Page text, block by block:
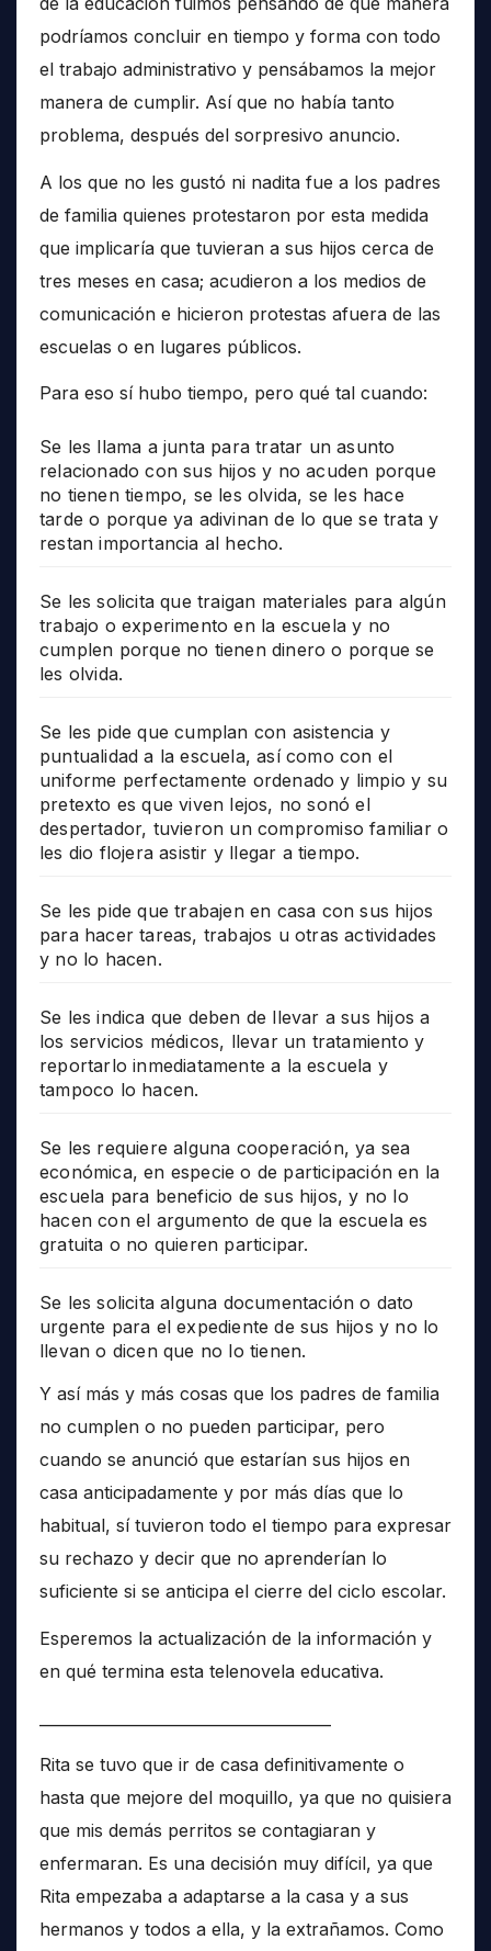
podríamos concluir en tiempo y forma con todo
el trabajo administrativo y pensábamos la mejor
manera de cumplir. Así que no había tanto
problema, después del sorpresivo anuncio.
A los que no les gustó ni nadita fue a los padres
de familia quienes protestaron por esta medida
que implicaría que tuvieran a sus hijos cerca de
tres meses en casa; acudieron a los medios de
comunicación e hicieron protestas afuera de las
escuelas o en lugares públicos.
Para eso sí hubo tiempo, pero qué tal cuando:
Se les llama a junta para tratar un asunto
relacionado con sus hijos y no acuden porque
no tienen tiempo, se les olvida, se les hace
tarde o porque ya adivinan de lo que se trata y
restan importancia al hecho.
Se les solicita que traigan materiales para algún
trabajo o experimento en la escuela y no
cumplen porque no tienen dinero o porque se
les olvida.
Se les pide que cumplan con asistencia y
puntualidad a la escuela, así como con el
uniforme perfectamente ordenado y limpio y su
pretexto es que viven lejos, no sonó el
despertador, tuvieron un compromiso familiar o
les dio flojera asistir y llegar a tiempo.
Se les pide que trabajen en casa con sus hijos
para hacer tareas, trabajos u otras actividades
y no lo hacen.
Se les indica que deben de llevar a sus hijos a
los servicios médicos, llevar un tratamiento y
reportarlo inmediatamente a la escuela y
tampoco lo hacen.
Se les requiere alguna cooperación, ya sea
económica, en especie o de participación en la
escuela para beneficio de sus hijos, y no lo
hacen con el argumento de que la escuela es
gratuita o no quieren participar.
Se les solicita alguna documentación o dato
urgente para el expediente de sus hijos y no lo
llevan o dicen que no lo tienen.
Y así más y más cosas que los padres de familia
no cumplen o no pueden participar, pero
cuando se anunció que estarían sus hijos en
casa anticipadamente y por más días que lo
habitual, sí tuvieron todo el tiempo para expresar
su rechazo y decir que no aprenderían lo
suficiente si se anticipa el cierre del ciclo escolar.
Esperemos la actualización de la información y
en qué termina esta telenovela educativa.
Rita se tuvo que ir de casa definitivamente o
hasta que mejore del moquillo, ya que no quisiera
que mis demás perritos se contagiaran y
enfermaran. Es una decisión muy difícil, ya que
Rita empezaba a adaptarse a la casa y a sus
hermanos y todos a ella, y la extrañamos. Como